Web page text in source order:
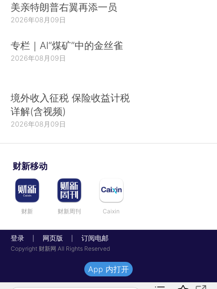
美亲特朗普右翼再添一员
2026年08月09日
专栏｜AI“煤矿”中的金丝雀
2026年08月09日
境外收入征税 保险收益计税
详解(含视频)
2026年08月09日
财新移动
财新 财新周刊 Caixin
登录 网页版 订阅电邮
Copyright 财新网 All Rights Reserved
App 内打开